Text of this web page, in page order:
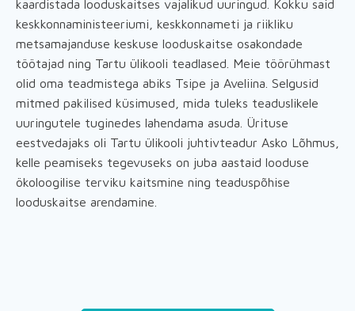
kaardistada looduskaitses vajalikud uuringud. Kokku said
keskkonnaministeeriumi, keskkonnameti ja riikliku
metsamajanduse keskuse looduskaitse osakondade
töötajad ning Tartu ülikooli teadlased. Meie töörühmast
olid oma teadmistega abiks Tsipe ja Aveliina. Selgusid
mitmed pakilised küsimused, mida tuleks teaduslikele
uuringutele tuginedes lahendama asuda. Ürituse
eestvedajaks oli Tartu ülikooli juhtivteadur Asko Lõhmus,
kelle peamiseks tegevuseks on juba aastaid looduse
ökoloogilise terviku kaitsmine ning teaduspõhise
looduskaitse arendamine.